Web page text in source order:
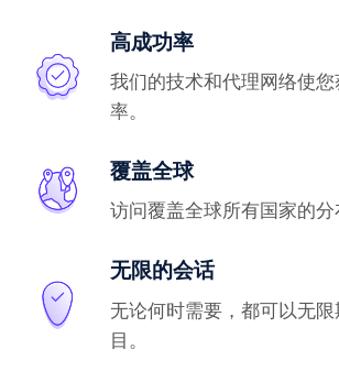
高成功率
我们的技术和代理网络使
率。
覆盖全球
访问覆盖全球所有国家的分
无限的会话
无论何时需要，都可以无
目。